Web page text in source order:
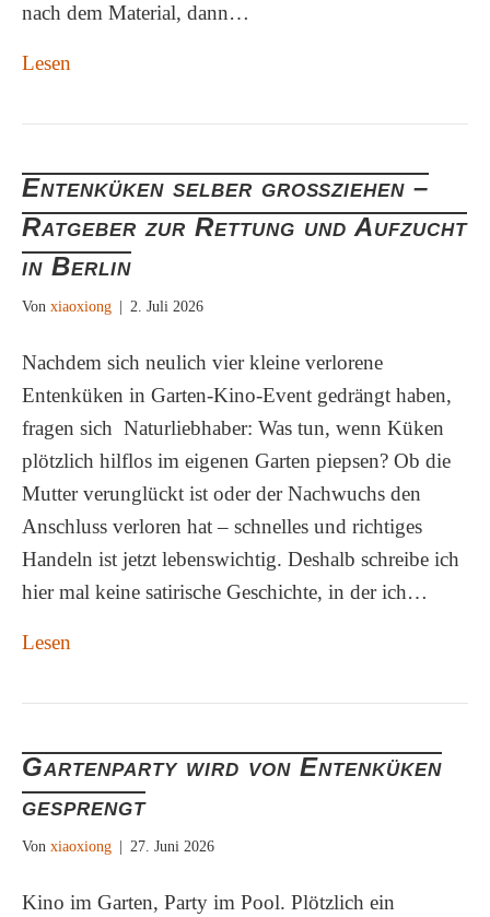
nach dem Material, dann…
Lesen
Entenküken selber großziehen –
Ratgeber zur Rettung und Aufzucht
in Berlin
Von xiaoxiong 2. Juli 2026
Nachdem sich neulich vier kleine verlorene
Entenküken in Garten-Kino-Event gedrängt haben,
fragen sich Naturliebhaber: Was tun, wenn Küken
plötzlich hilflos im eigenen Garten piepsen? Ob die
Mutter verunglückt ist oder der Nachwuchs den
Anschluss verloren hat – schnelles und richtiges
Handeln ist jetzt lebenswichtig. Deshalb schreibe ich
hier mal keine satirische Geschichte, in der ich…
Lesen
Gartenparty wird von Entenküken
gesprengt
Von xiaoxiong 27. Juni 2026
Kino im Garten, Party im Pool. Plötzlich ein